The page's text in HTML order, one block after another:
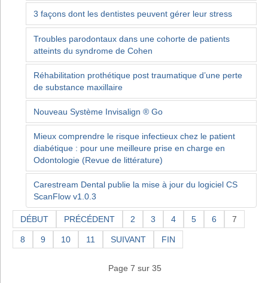
3 façons dont les dentistes peuvent gérer leur stress
Troubles parodontaux dans une cohorte de patients
atteints du syndrome de Cohen
Réhabilitation prothétique post traumatique d’une perte
de substance maxillaire
Nouveau Système Invisalign ® Go
Mieux comprendre le risque infectieux chez le patient
diabétique : pour une meilleure prise en charge en
Odontologie (Revue de littérature)
Carestream Dental publie la mise à jour du logiciel CS
ScanFlow v1.0.3
DÉBUT PRÉCÉDENT 2 3 4 5 6 7
8 9 10 11 SUIVANT FIN
Page 7 sur 35